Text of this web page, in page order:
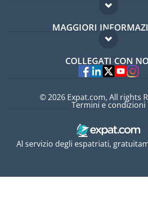
Forum per expat
Guida per expat
MAGGIORI
Domande frequenti
Esperti
COLLEGATI CON
Al servizio degli espatriati,
© 2026 Expat.com, All rights
Termini e condizioni